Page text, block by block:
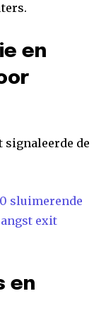
en
signaleerde de
sluimerende
exit
en